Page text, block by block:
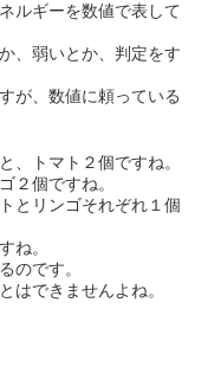
ルギーを数値で表して
、弱いとか、判定をす
が、数値に頼っている
、トマト２個ですね。
２個ですね。
とリンゴそれぞれ１個
ね。
のです。
はできませんよね。